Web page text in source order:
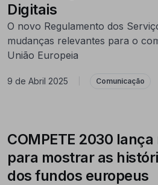
Digitais
O novo Regulamento dos
mudanças relevantes para o
União Europeia
9 de Abril 2025 Comunicação
COMPETE 2030
para mostrar as
dos fundos europeus